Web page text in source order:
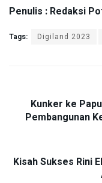
Penulis : Redaksi
Tags: Digiland 2023
Kunker ke
Pembangunan
Kisah Sukses Rini